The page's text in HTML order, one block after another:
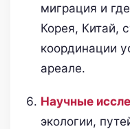
миграция и
Корея, Китай,
координации
ареале.
Научные
экологии,